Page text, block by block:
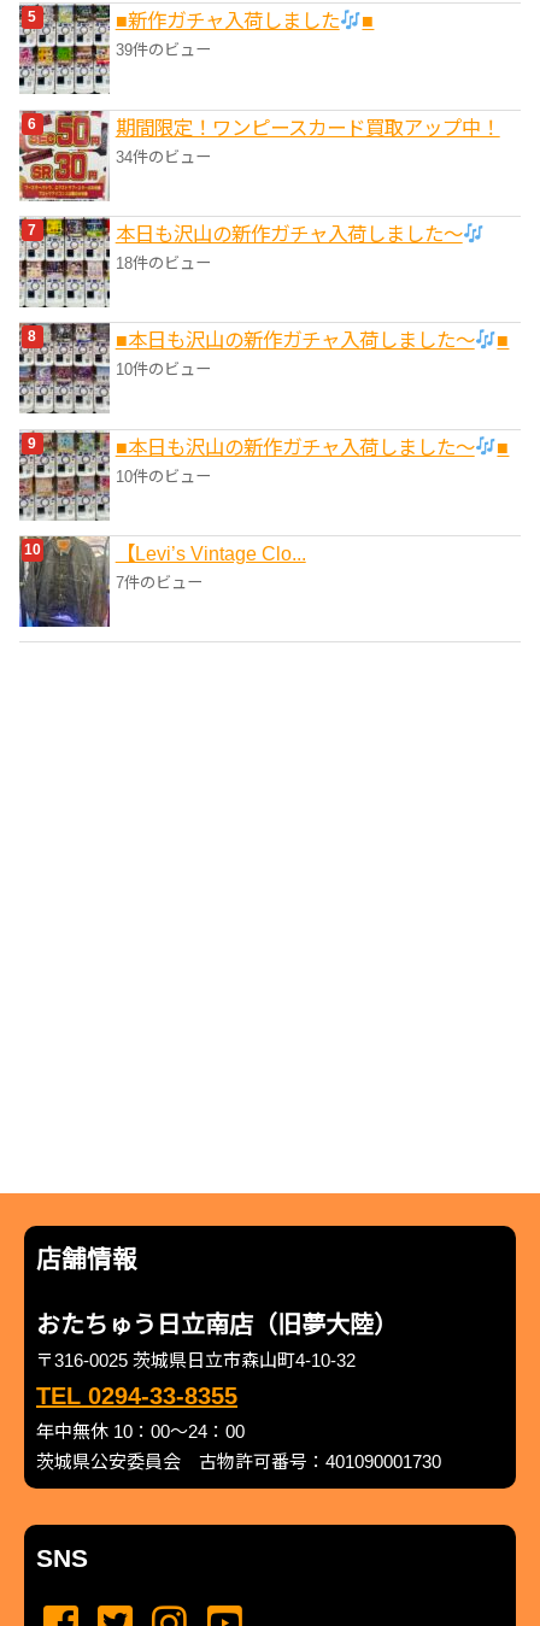
■新作ガチャ入荷しました ■
39件のビュー
期間限定！ワンピースカード買取アップ中！
34件のビュー
本日も沢山の新作ガチャ入荷しました〜
18件のビュー
■本日も沢山の新作ガチャ入荷しました〜 ■
10件のビュー
■本日も沢山の新作ガチャ入荷しました〜 ■
10件のビュー
【Levi’s Vintage Clo...
7件のビュー
店舗情報
おたちゅう日立南店（旧夢大陸）
〒316-0025 茨城県日立市森山町4-10-32
TEL 0294-33-8355
年中無休 10：00～24：00
茨城県公安委員会 古物許可番号：401090001730
SNS